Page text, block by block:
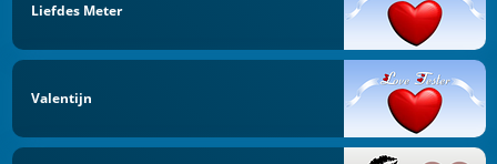
Liefdes Meter
Valentijn